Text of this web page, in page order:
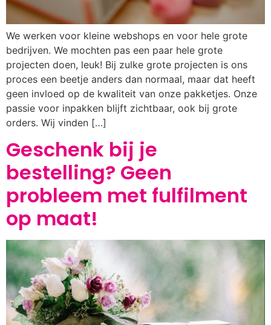
We werken voor kleine webshops en voor hele grote
bedrijven. We mochten pas een paar hele grote
projecten doen, leuk! Bij zulke grote projecten is ons
proces een beetje anders dan normaal, maar dat heeft
geen invloed op de kwaliteit van onze pakketjes. Onze
passie voor inpakken blijft zichtbaar, ook bij grote
orders. Wij vinden […]
Geschenk bij je
bestelling? Geen
probleem met fulfilment
op maat!